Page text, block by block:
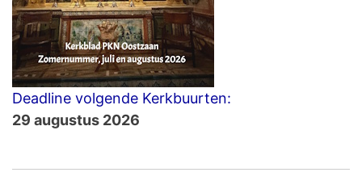
Deadline volgende Kerkbuurten:
29 augustus 2026